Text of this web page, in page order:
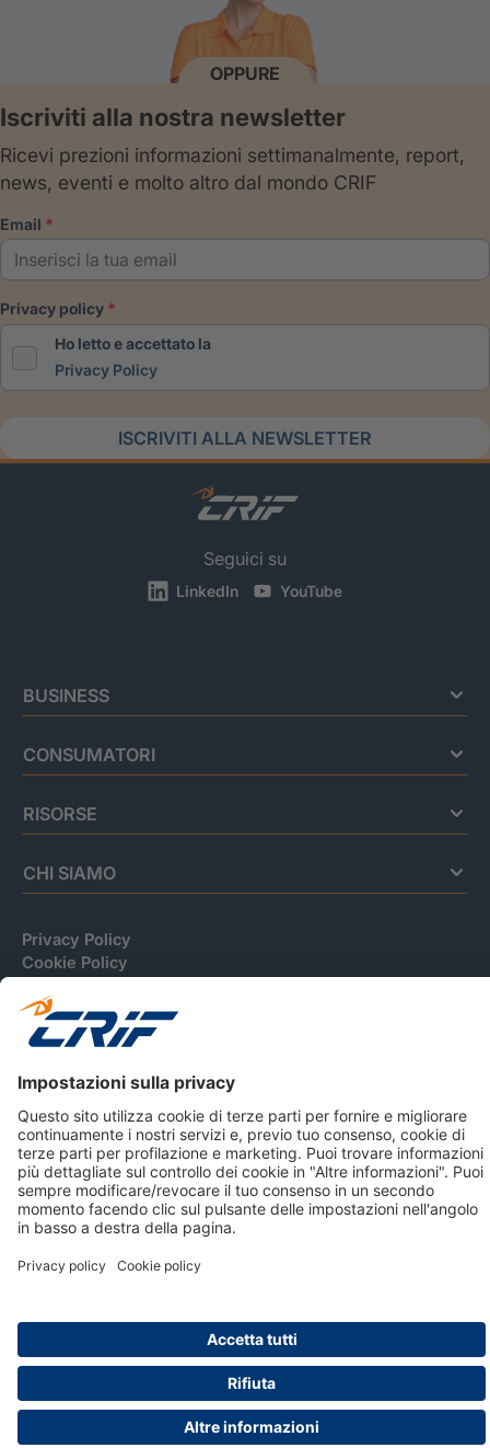
OPPURE
Iscriviti alla nostra newsletter
Ricevi prezioni informazioni settimanalmente, report,
news, eventi e molto altro dal mondo CRIF
email
privacy policy
Ho letto e accettato la
Privacy Policy
ISCRIVITI ALLA NEWSLETTER
Seguici su
LinkedIn YouTube
BUSINESS
CONSUMATORI
RISORSE
CHI SIAMO
Privacy Policy
Cookie Policy
CRIF Business Ethics
Accessibilità
Creditizie
© 2026 CRIF S.p.A. Tutti i diritti riservati.
Via della Beverara, 21 / 40131 Bologna / Italy Cap. Soc.
sottoscritto € 51.941.235,00 di cui versato € 51.806.190,00 |
Società soggetta all'attività di direzione e coordinamento di
Società con Sistema di Gestione Certificato da DNV ISO 9001,
ISO 45001, ISO/IEC 27001, ISO14001